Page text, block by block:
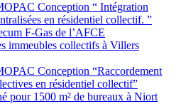
Conception “ Intégration
en résidentiel collectif. ”
F-Gas de l’AFCE
immeubles collectifs à Villers
Conception “Raccordement
en résidentiel collectif”
pour 1500 m² de bureaux à Niort